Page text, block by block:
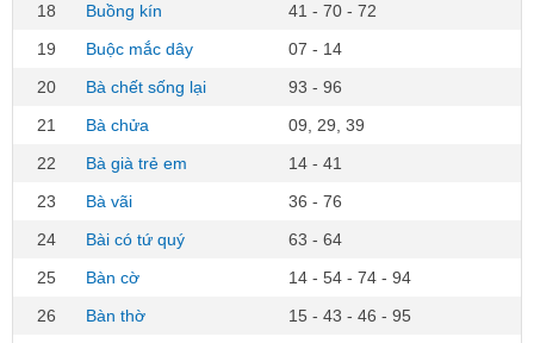
18
Buồng kín
41 - 70 - 72
19
Buộc mắc dây
07 - 14
20
Bà chết sống lại
93 - 96
21
Bà chửa
09, 29, 39
22
Bà già trẻ em
14 - 41
23
Bà vãi
36 - 76
24
Bài có tứ quý
63 - 64
25
Bàn cờ
14 - 54 - 74 - 94
26
Bàn thờ
15 - 43 - 46 - 95